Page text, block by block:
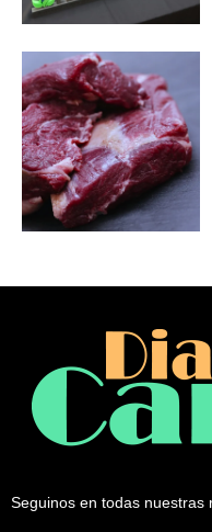
Seguinos en todas nuestras